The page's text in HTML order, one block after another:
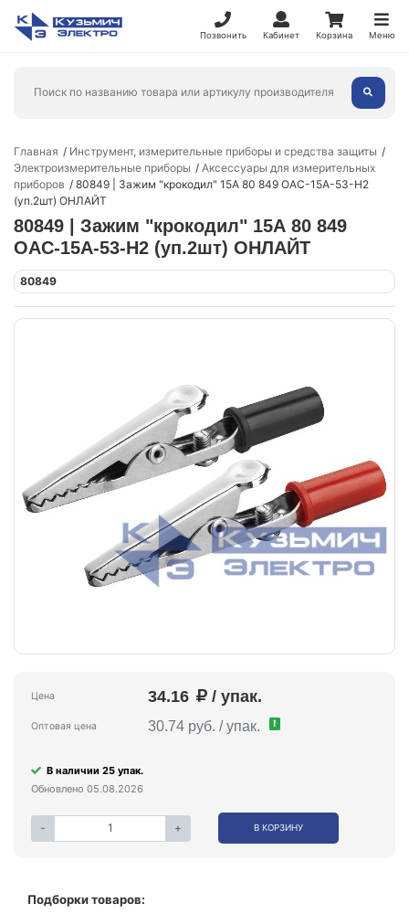
Позвонить Кабинет Корзина Меню
Главная
Инструмент, измерительные приборы и средства защиты
Электроизмерительные приборы
Аксессуары для измерительных
приборов
80849 | Зажим "крокодил" 15А 80 849 OAC-15A-53-H2
(уп.2шт) ОНЛАЙТ
80849 | Зажим "крокодил" 15А 80 849
OAC-15A-53-H2 (уп.2шт) ОНЛАЙТ
80849
Цена 34.16 / упак.
Оптовая цена 30.74 руб. / упак. !
В наличии 25 упак.
Обновлено 05.08.2026
- + В КОРЗИНУ
Подборки товаров: